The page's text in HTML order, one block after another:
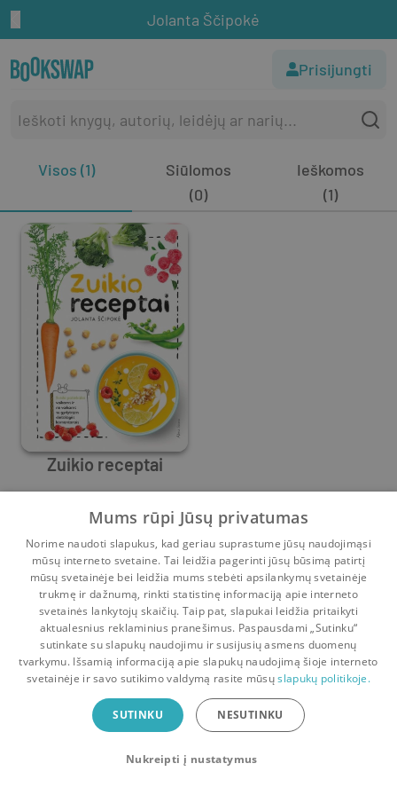
Jolanta Ščipokė
Prisijungti
Visos (1)
Siūlomos
(0)
Ieškomos
(1)
Zuikio receptai
Jolanta Ščipokė
0 39
Pradinis Krepšelis Pokalbiai Pranešimai Paskyra
Bookswap programėlė
Mainykis knygomis dar patogiau!
Uždaryti
Mums rūpi Jūsų privatumas
Norime naudoti slapukus, kad geriau suprastume jūsų naudojimąsi
mūsų interneto svetaine. Tai leidžia pagerinti jūsų būsimą patirtį
mūsų svetainėje bei leidžia mums stebėti apsilankymų svetainėje
trukmę ir dažnumą, rinkti statistinę informaciją apie interneto
svetainės lankytojų skaičių. Taip pat, slapukai leidžia pritaikyti
aktualesnius reklaminius pranešimus. Paspausdami „Sutinku“
sutinkate su slapukų naudojimu ir susijusių asmens duomenų
tvarkymu. Išsamią informaciją apie slapukų naudojimą šioje interneto
svetainėje ir savo sutikimo valdymą rasite mūsųslapukų politikoje.
SUTINKU NESUTINKU
Nukreipti į nustatymus